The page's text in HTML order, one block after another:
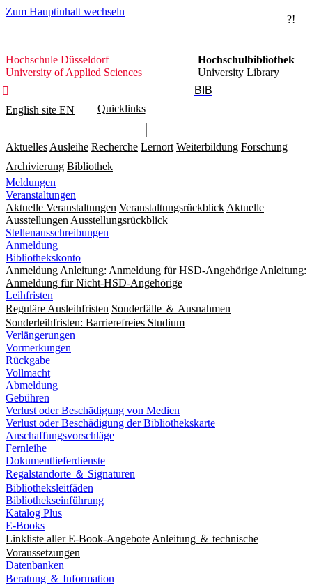
Zum Hauptinhalt wechseln
?!
Hochschule
Düsseldorf
Hochschule Düsseldorf
University of Applied Sciences
Hochschulbibliothek
University Library

BIB
English site EN Quicklinks
Aktuelles Ausleihe Recherche Lernort Weiterbildung Forschung
Archivierung Bibliothek
Meldungen
Veranstaltungen
Aktuelle Veranstaltungen Veranstaltungsrückblick Aktuelle
Ausstellungen Ausstellungsrückblick
Stellenausschreibungen
Anmeldung
Bibliothekskonto
Anmeldung Anleitung: Anmeldung für HSD-Angehörige Anleitung:
Anmeldung für Nicht-HSD-Angehörige
Leihfristen
Reguläre Ausleihfristen Sonderfälle ＆ Ausnahmen
Sonderleihfristen: Barrierefreies Studium
Verlängerungen
Vormerkungen
Rückgabe
Vollmacht
Abmeldung
Gebühren
Verlust oder Beschädigung von Medien
Verlust oder Beschädigung der Bibliothekskarte
Anschaffungsvorschläge
Fernleihe
Dokumentlieferdienste
Regalstandorte ＆ Signaturen
Bibliotheksleitfäden
Bibliothekseinführung
Katalog Plus
E-Books
Linkliste aller E-Book-Angebote Anleitung ＆ technische
Voraussetzungen
Datenbanken
Beratung ＆ Information